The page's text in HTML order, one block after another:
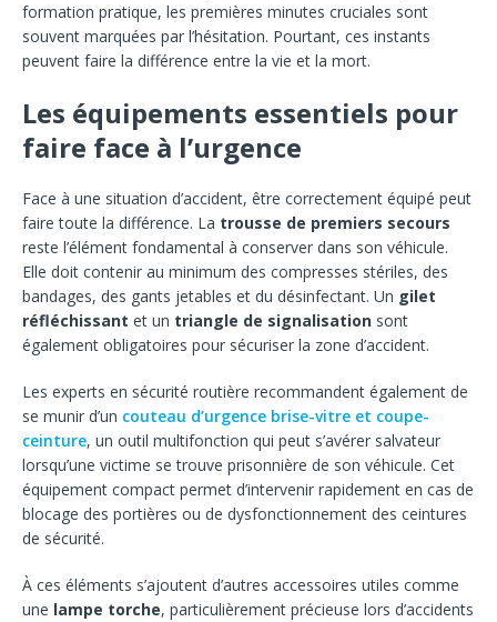
formation pratique, les premières minutes cruciales sont
souvent marquées par l’hésitation. Pourtant, ces instants
peuvent faire la différence entre la vie et la mort.
Les équipements essentiels pour
faire face à l’urgence
Face à une situation d’accident, être correctement équipé peut
faire toute la différence. La trousse de premiers secours
reste l’élément fondamental à conserver dans son véhicule.
Elle doit contenir au minimum des compresses stériles, des
bandages, des gants jetables et du désinfectant. Un gilet
réfléchissant et un triangle de signalisation sont
également obligatoires pour sécuriser la zone d’accident.
Les experts en sécurité routière recommandent également de
se munir d’un couteau d’urgence brise-vitre et coupe-
ceinture, un outil multifonction qui peut s’avérer salvateur
lorsqu’une victime se trouve prisonnière de son véhicule. Cet
équipement compact permet d’intervenir rapidement en cas de
blocage des portières ou de dysfonctionnement des ceintures
de sécurité.
À ces éléments s’ajoutent d’autres accessoires utiles comme
une lampe torche, particulièrement précieuse lors d’accidents